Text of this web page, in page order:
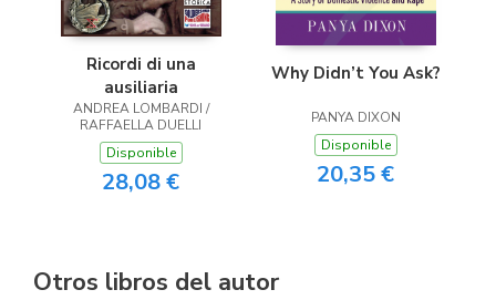
Ricordi di una
ausiliaria
ANDREA LOMBARDI /
RAFFAELLA DUELLI
Disponible
28,08 €
Why Didn’t You Ask?
PANYA DIXON
Disponible
20,35 €
Otros libros del autor